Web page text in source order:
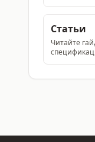
Статьи
Читайте